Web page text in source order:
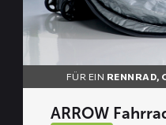
FÜR EIN RENNRAD,
ARROW